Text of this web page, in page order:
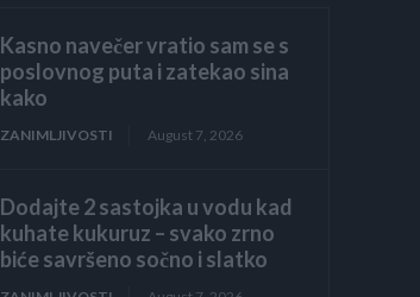
Kasno navečer vratio sam se s
poslovnog puta i zatekao sina
kako
ZANIMLJIVOSTI August 7, 2026
Dodajte 2 sastojka u vodu kad
kuhate kukuruz – svako zrno
biće savršeno sočno i slatko